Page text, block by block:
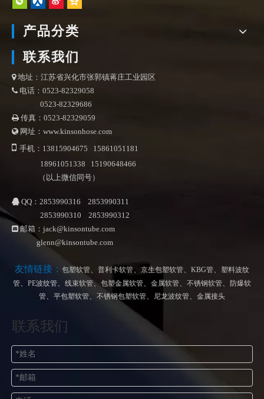
产品分类
联系我们
地址：江苏省兴化市张郭镇蒋庄工业园区
 电话：0523-82329058
0523-82329686
 传真：0523-82329059
 网址：www.kinsonhose.com
 手机：13815904675 15861051181
18961051338 15190648466
（以上微信同号）
 QQ：2853990316 2853990311
2853990310 2853990312
 邮箱： jack@kinsontube.com
glenn@kinsontube.com
友情链接： 包塑软管、 普利卡软管、 京生包塑软管、 KBG管、 塑料波纹
管、 PE波纹管、 线束软管、 包塑金属软管、 金属软管、 不锈钢软管、
防爆软
管、 平包塑软管、 不锈钢包塑软管、 尼龙波纹管、 金属接头
联系我们